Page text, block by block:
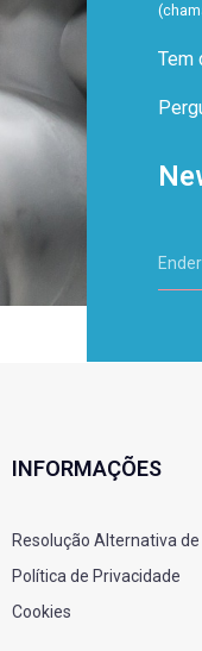
Tem
INFORMAÇÕES
Resolução Alternativa de
Política de Privacidade
Cookies